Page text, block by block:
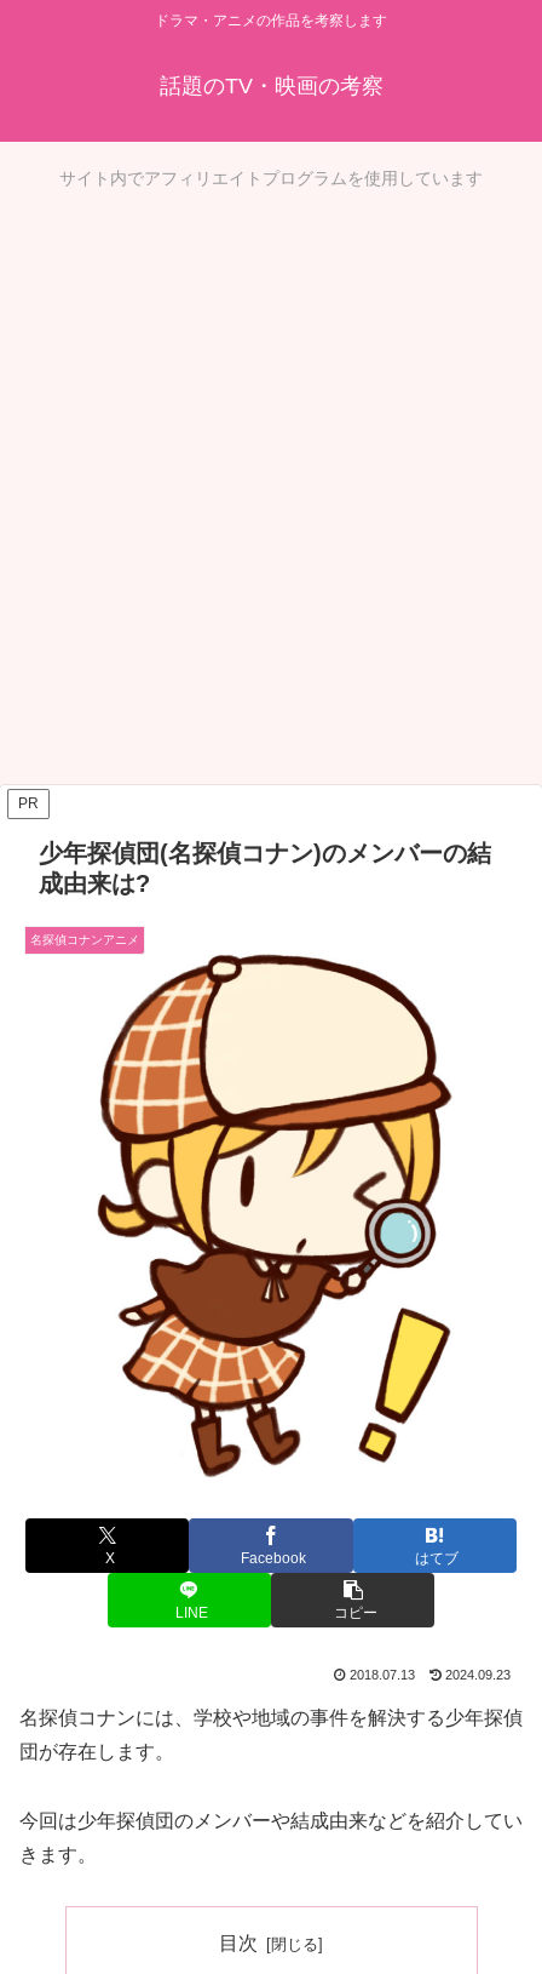
ドラマ・アニメの作品を考察します
話題のTV・映画の考察
サイト内でアフィリエイトプログラムを使用しています
PR
少年探偵団(名探偵コナン)のメンバーの結
成由来は?
名探偵コナンアニメ
X Facebook はてブ
LINE コピー
2018.07.13 2024.09.23
名探偵コナンには、学校や地域の事件を解決する少年探偵
団が存在します。
今回は少年探偵団のメンバーや結成由来などを紹介してい
きます。
目次